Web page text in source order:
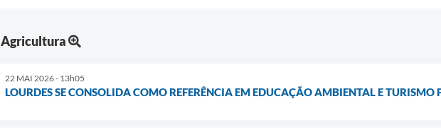
Agricultura
22 MAI 2026 - 13h05
LOURDES SE CONSOLIDA COMO REFERÊNCIA EM EDUCAÇÃO AMBIENTAL E TURISMO